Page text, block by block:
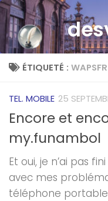
Skip to content
ÉTIQUETÉ : WAPSFR
TEL. MOBILE 25
Encore et
my.funambol
Et oui, je n’ai pas
avec mes
téléphone portable